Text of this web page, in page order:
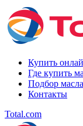
Купить
Где купить
Подбор масла
Контакты
Total.com